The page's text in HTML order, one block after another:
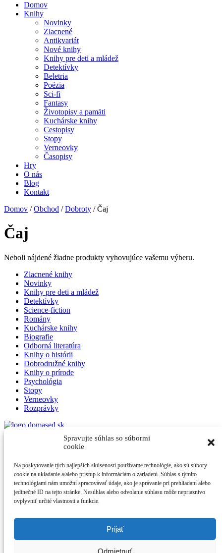
Spravujte súhlas so súbormi
cookie
Na poskytovanie tých najlepších skúseností používame technológie, ako sú súbory
cookie na ukladanie a/alebo prístup k informáciám o zariadení. Súhlas s týmito
technológiami nám umožní spracovávať údaje, ako je správanie pri prehliadaní alebo
jedinečné ID na tejto stránke. Nesúhlas alebo odvolanie súhlasu môže nepriaznivo
ovplyvniť určité vlastnosti a funkcie.
Prijať
Odmietnuť
Domov
Knihy
Novinky
Zlacnené
Antikvariát
Nové knihy
Knihy pre deti a mládež
Detektívky
Beletria
Poézia
Sci-fi
Fantasy
Životopisy a pamäti
Kuchárske knihy
Cestopisy
Stopy
Verneovky
Časopisy
Hry
O nás
Blog
Kontakt
Domov /Obchod /Dobroty / Čaj
Čaj
Neboli nájdené žiadne produkty vyhovujúce vašemu výberu.
Zlacnené knihy
Novinky
Knihy pre deti a mládež
Detektívky
Science-fiction
Romány
Kuchárske knihy
Biografie
Odborná literatúra
Knihy o histórii
Dobrodružné knihy
Knihy o prírode
Psychológia
Stopy
Verneovky
Rozprávky
Obchodné podmienky
Poštovné a doprava
Možnosti platby
Reklamácie a odstúpenie od zmluvy
Ochrana osobných údajov
Zostaňme v spojení